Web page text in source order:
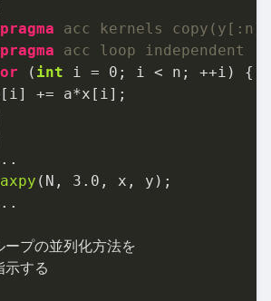
pragma acc kernels
pragma acc loop independent
( int i = 0 ; i < n; ++i) {
+= a*x[i];
(N, 3.0 , x, y);
ープの並列化方法を
示する